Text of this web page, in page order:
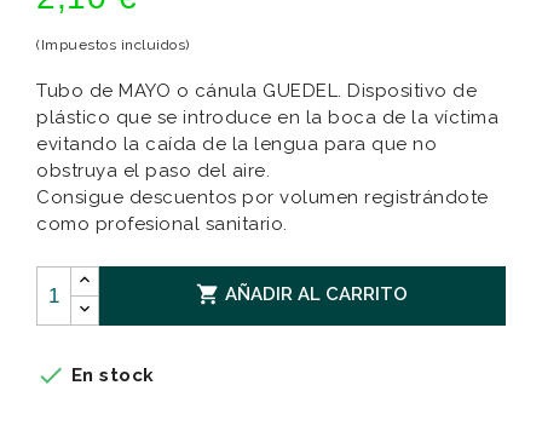
(Impuestos incluidos)
Tubo de MAYO o cánula GUEDEL. Dispositivo de
plástico que se introduce en la boca de la víctima
evitando la caída de la lengua para que no
obstruya el paso del aire.
Consigue descuentos por volumen registrándote
como profesional sanitario.
 AÑADIR AL CARRITO
 En stock